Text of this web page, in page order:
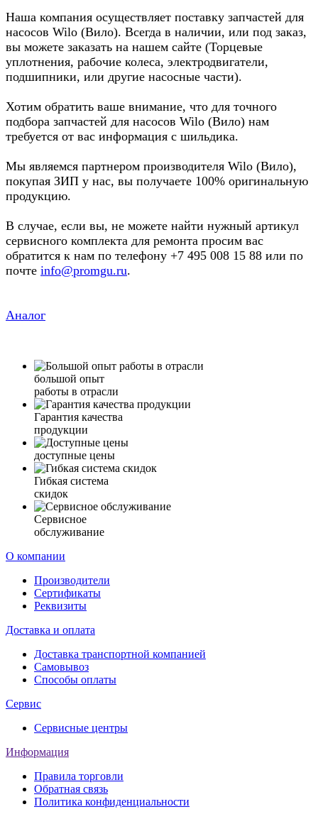
Наша компания осуществляет поставку запчастей для
насосов Wilo (Вило). Всегда в наличии, или под заказ,
вы можете заказать на нашем сайте (Торцевые
уплотнения, рабочие колеса, электродвигатели,
подшипники, или другие насосные части).
Хотим обратить ваше внимание, что для точного
подбора запчастей для насосов Wilo (Вило) нам
требуется от вас информация с шильдика.
Мы являемся партнером производителя Wilo (Вило),
покупая ЗИП у нас, вы получаете 100% оригинальную
продукцию.
В случае, если вы, не можете найти нужный артикул
сервисного комплекта для ремонта просим вас
обратится к нам по телефону +7 495 008 15 88 или по
почте info@promgu.ru.
Аналог
большой опыт
работы в отрасли
Гарантия качества
продукции
доступные цены
Гибкая система
скидок
Сервисное
обслуживание
О компании
Производители
Сертификаты
Реквизиты
Доставка и оплата
Доставка транспортной компанией
Самовывоз
Способы оплаты
Сервис
Сервисные центры
Информация
Правила торговли
Обратная связь
Политика конфиденциальности